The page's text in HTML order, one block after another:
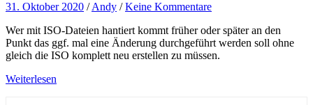
31. Oktober 2020 /Andy /Keine Kommentare
Wer mit ISO-Dateien hantiert kommt früher oder später an den
Punkt das ggf. mal eine Änderung durchgeführt werden soll ohne
gleich die ISO komplett neu erstellen zu müssen.
Weiterlesen